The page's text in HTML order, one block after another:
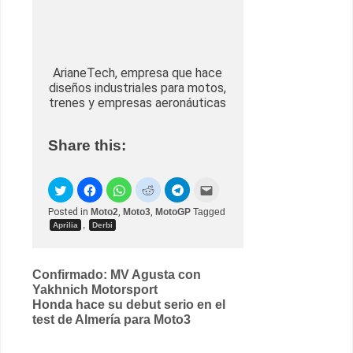
ArianeTech, empresa que hace
diseños industriales para motos,
trenes y empresas aeronáuticas
Share this:
Posted in Moto2, Moto3, MotoGP Tagged
Aprilia , Derbi
Post
navigation
Confirmado: MV Agusta con
Yakhnich Motorsport
Honda hace su debut serio en el
test de Almería para Moto3